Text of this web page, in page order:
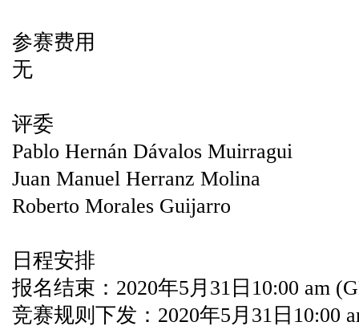
参赛费用
无
评委
Pablo Hernán Dávalos Muirragui
Juan Manuel Herranz Molina
Roberto Morales Guijarro
日程安排
报名结束：2020年5月31日10:00 am
竞赛规则下发：2020年5月31日10:00